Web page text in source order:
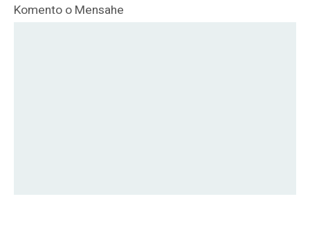
Komento o Mensahe